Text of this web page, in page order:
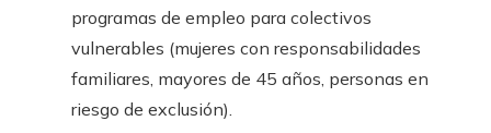
programas de empleo para colectivos
vulnerables (mujeres con responsabilidades
familiares, mayores de 45 años, personas en
riesgo de exclusión).